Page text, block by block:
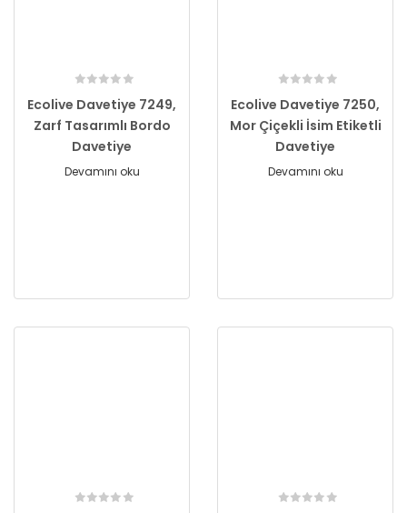
Ecolive Davetiye 7249,
Zarf Tasarımlı Bordo
Davetiye
Devamını oku
Ecolive Davetiye 7250,
Mor Çiçekli İsim Etiketli
Davetiye
Devamını oku